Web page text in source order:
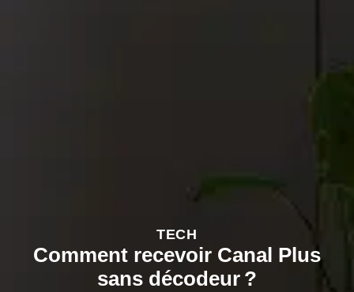
TECH
Comment recevoir Canal Plus
sans décodeur ?